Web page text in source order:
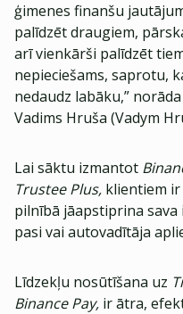
ģimenes finanšu
palīdzēt draugiem,
arī vienkārši palīdzēt
nepieciešams, saprotu,
nedaudz labāku,” norāda
Vadims Hruša (Vadym
Lai sāktu izmantot
Trustee Plus, klientiem
pilnībā jāapstiprina sava
pasi vai autovadītāja
Līdzekļu nosūtīšana uz
Binance Pay, ir ātra,